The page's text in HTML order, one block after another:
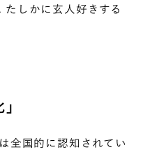
しかに玄人好きする
全国的に認知されてい